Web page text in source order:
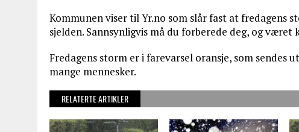
Kommunen viser til Yr.no som slår fast at fredagens
sjelden. Sannsynligvis må du forberede deg, og
Fredagens storm er i farevarsel oransje, som sendes
mange mennesker.
RELATERTE ARTIKLER